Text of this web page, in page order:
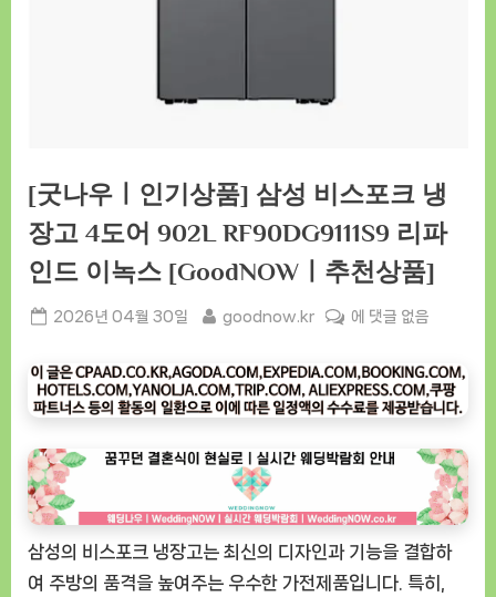
[굿나우ㅣ인기상품] 삼성 비스포크 냉
장고 4도어 902L RF90DG9111S9 리파
인드 이녹스 [GoodNOWㅣ추천상품]
Posted
2026년 04월 30일 By
goodnow.kr
[굿
우
ㅣ
인
기
삼
성
비
에 댓글 없음
삼성의 비스포크 냉장고는 최신의 디자인과 기능을 결합하
여 주방의 품격을 높여주는 우수한 가전제품입니다. 특히,